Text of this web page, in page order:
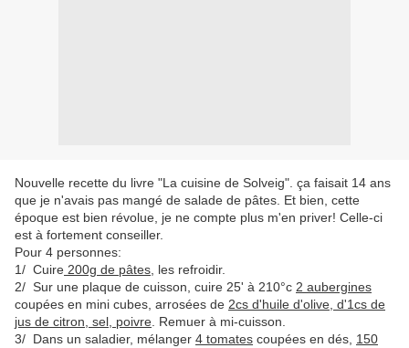
Nouvelle recette du livre "La cuisine de Solveig". ça faisait 14 ans
que je n'avais pas mangé de salade de pâtes. Et bien, cette
époque est bien révolue, je ne compte plus m'en priver! Celle-ci
est à fortement conseiller.
Pour 4 personnes:
1/ Cuire 200g de pâtes , les refroidir.
2/ Sur une plaque de cuisson, cuire 25' à 210°c 2 aubergines
coupées en mini cubes, arrosées de 2cs d'huile d'olive, d'1cs de
jus de citron, sel, poivre . Remuer à mi-cuisson.
3/ Dans un saladier, mélanger 4 tomates coupées en dés, 150